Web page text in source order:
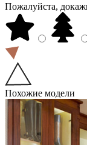
Пожалуйста,
Похожие модели